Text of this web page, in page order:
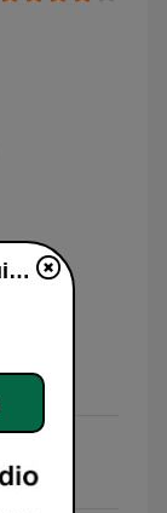
El Fonógrafo HD2 live luisteren